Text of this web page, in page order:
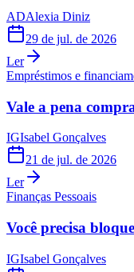
ADAlexia Diniz
29 de jul. de 2026
Ler
Empréstimos e
Vale a pena
IGIsabel Gonçalves
21 de jul. de 2026
Ler
Finanças Pessoais
Você precisa
IGIsabel Gonçalves